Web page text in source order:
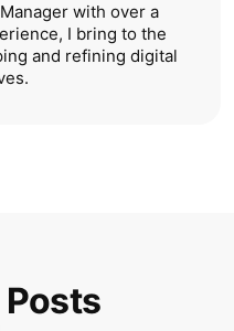
with over a
I bring to the
and refining digital
Posts